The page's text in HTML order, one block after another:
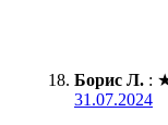
Борис Л. :
31.07.2024